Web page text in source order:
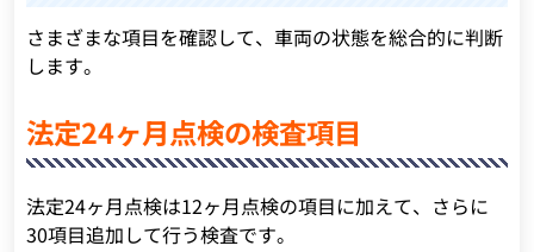
さまざまな項目を確認して、車両の状態を総合的に判断
します。
法定24ヶ月点検の検査項目
法定24ヶ月点検は12ヶ月点検の項目に加えて、さらに
30項目追加して行う検査です。